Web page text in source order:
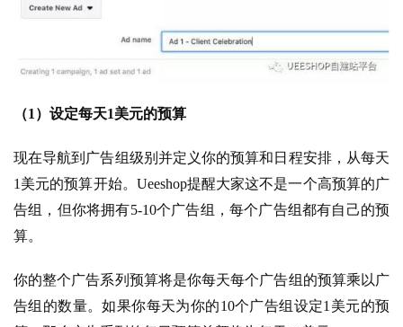
（1）设定每天1美元的预算
现在导航到广告组级别并定义你的预算和日程安排，从每天
1美元的预算开始。Ueeshop提醒大家这不是一个高预算的广
告组，但你将拥有5-10个广告组，每个广告组都有自己的预
算。
你的整个广告系列预算将是你每天每个广告组的预算乘以广
告组的数量。如果你每天为你的10个广告组设定1美元的预